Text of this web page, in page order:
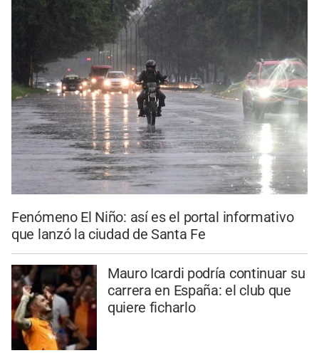
Fenómeno El Niño: así es el portal informativo
que lanzó la ciudad de Santa Fe
Mauro Icardi podría continuar su
carrera en España: el club que
quiere ficharlo